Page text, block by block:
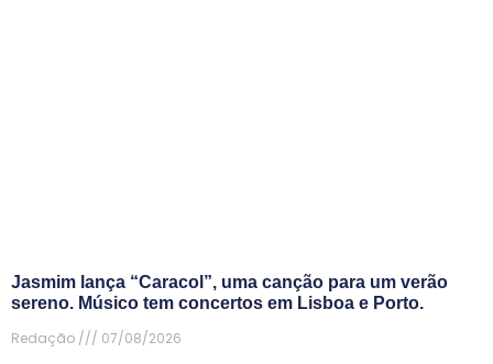
Jasmim lança “Caracol”, uma canção para um verão
sereno. Músico tem concertos em Lisboa e Porto.
Redação
07/08/2026